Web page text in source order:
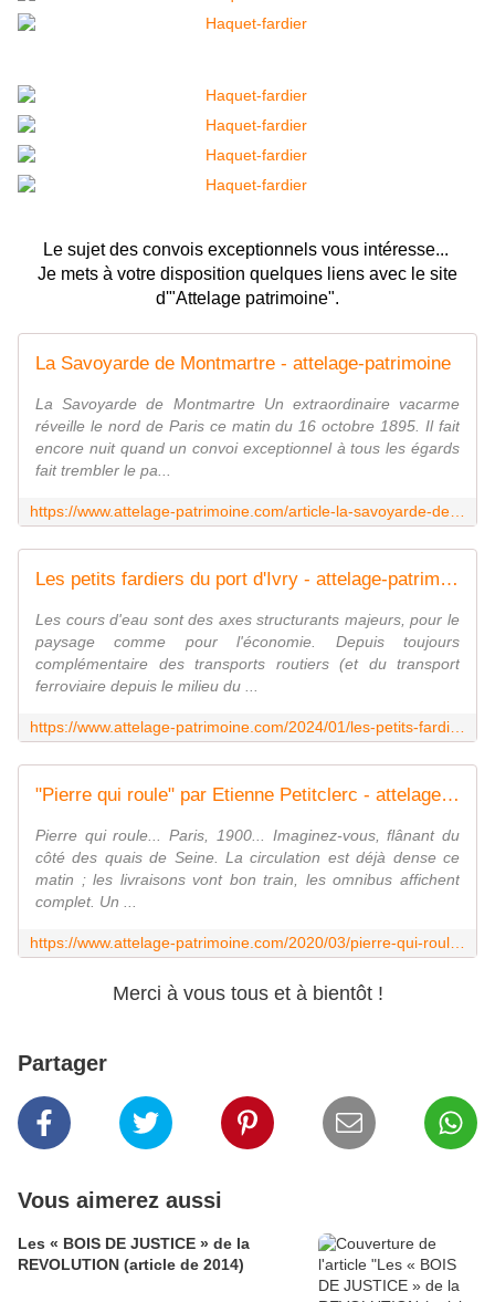
Le sujet des convois exceptionnels vous intéresse...
Je mets à votre disposition quelques liens avec le site
d'"Attelage patrimoine".
La Savoyarde de Montmartre - attelage-patrimoine
La Savoyarde de Montmartre Un extraordinaire vacarme
réveille le nord de Paris ce matin du 16 octobre 1895. Il fait
encore nuit quand un convoi exceptionnel à tous les égards
fait trembler le pa...
Les petits fardiers du port d'Ivry - attelage-patrimoine
Les cours d'eau sont des axes structurants majeurs, pour le
paysage comme pour l'économie. Depuis toujours
complémentaire des transports routiers (et du transport
ferroviaire depuis le milieu du ...
"Pierre qui roule" par Etienne Petitclerc - attelage-patrimoine
Pierre qui roule... Paris, 1900... Imaginez-vous, flânant du
côté des quais de Seine. La circulation est déjà dense ce
matin ; les livraisons vont bon train, les omnibus affichent
complet. Un ...
Merci à vous tous et à bientôt !
Partager
Vous aimerez aussi
Les « BOIS DE JUSTICE » de la
REVOLUTION (article de 2014)